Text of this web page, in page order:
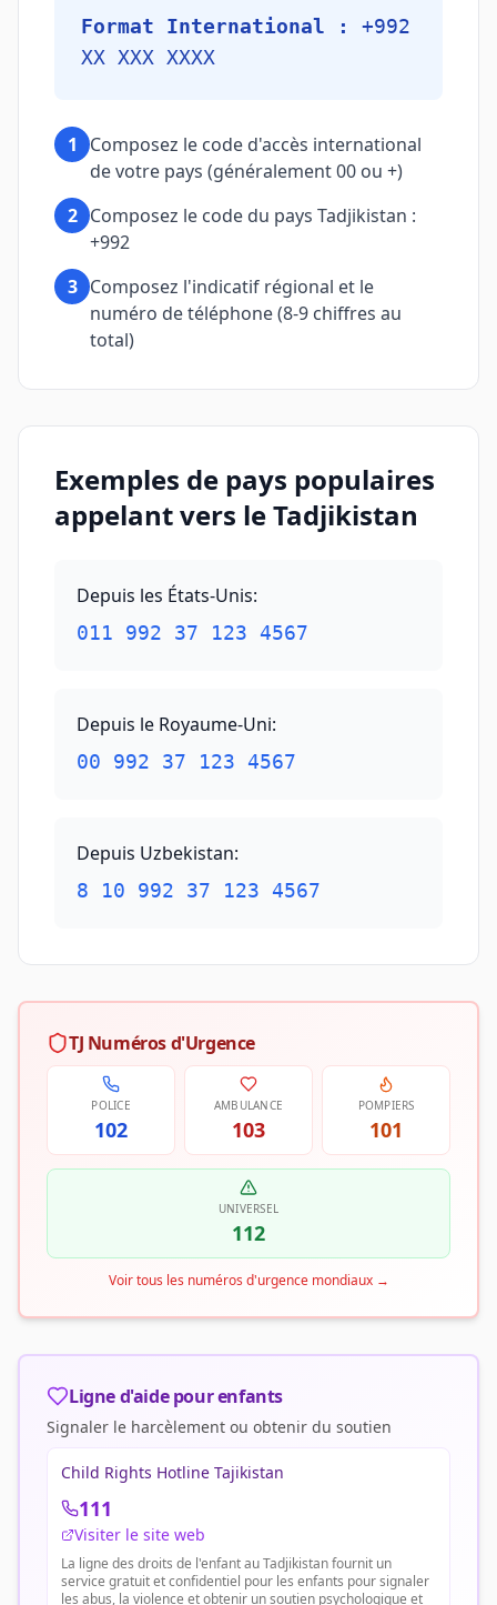
Format International :
+992
XX XXX XXXX
1
Composez le code d'accès international
de votre pays (généralement 00 ou +)
2 Composez le code du pays Tadjikistan :
+992
3 Composez l'indicatif régional et le
numéro de téléphone (8-9 chiffres au
total)
Exemples de pays populaires
appelant vers le Tadjikistan
Depuis les États-Unis:
011 992 37 123 4567
Depuis le Royaume-Uni:
00 992 37 123 4567
Depuis Uzbekistan:
8 10 992 37 123 4567
TJ Numéros d'Urgence
POLICE
102
AMBULANCE
103
POMPIERS
101
UNIVERSEL
112
Voir tous les numéros d'urgence mondiaux→
Ligne d'aide pour enfants
Signaler le harcèlement ou obtenir du soutien
Child Rights Hotline Tajikistan
111
Visiter le site web
La ligne des droits de l'enfant au Tadjikistan fournit un
service gratuit et confidentiel pour les enfants pour signaler
les abus, la violence et obtenir un soutien psychologique et